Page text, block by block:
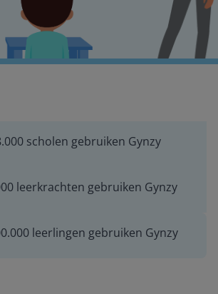
scholen gebruiken Gynzy
leerkrachten gebruiken Gynzy
leerlingen gebruiken Gynzy